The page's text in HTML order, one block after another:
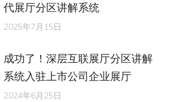
代展厅分区讲解系统
2025年7月15日
成功了！深层互联展厅分区讲解
系统入驻上市公司企业展厅
2024年6月25日